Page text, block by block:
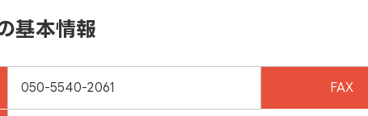
基本情報
050-5540-2061 FAX